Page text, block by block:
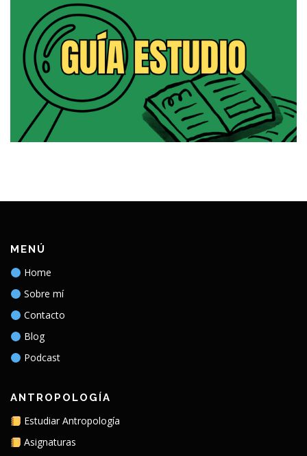
MENÚ
Home
Sobre mí
Contacto
Blog
Podcast
ANTROPOLOGÍA
Estudiar Antropología
Asignaturas